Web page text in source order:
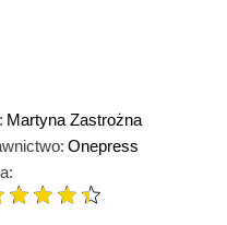
Martyna Zastrożna
Onepress